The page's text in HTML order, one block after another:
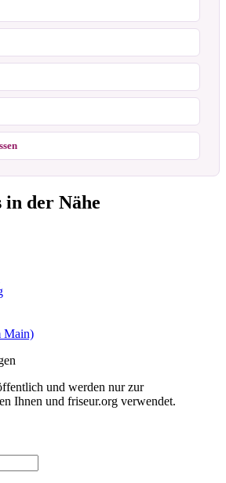
in der Nähe
Main)
und werden nur zur
Ihnen und friseur.org verwendet.